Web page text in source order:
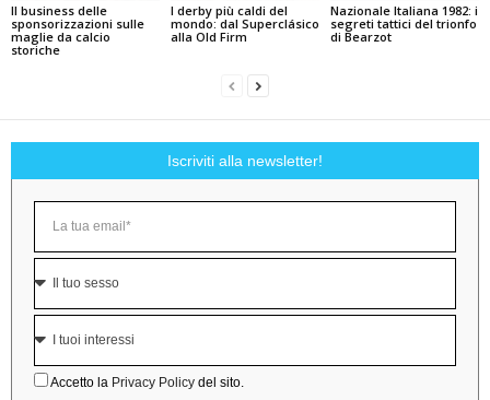
Il business delle
sponsorizzazioni sulle
maglie da calcio
storiche
I derby più caldi del
mondo: dal Superclásico
alla Old Firm
Nazionale Italiana 1982: i
segreti tattici del trionfo
di Bearzot
Iscriviti alla newsletter!
Accetto la Privacy Policy del sito.